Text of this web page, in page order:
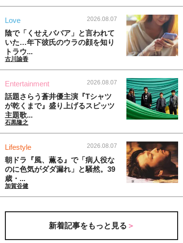
Love 2026.08.07
陰で「くせえババア」と言われて
いた…年下彼氏のウラの顔を知り
トラウ...
古川諭香
Entertainment 2026.08.07
話題さらう蒼井優主演『Tシャツ
が乾くまで』盛り上げるスピッツ
主題歌...
石黒隆之
Lifestyle 2026.08.07
朝ドラ『風、薫る』で「病人役な
のに色気がダダ漏れ」と騒然。39
歳・...
加賀谷健
新着記事をもっと見る